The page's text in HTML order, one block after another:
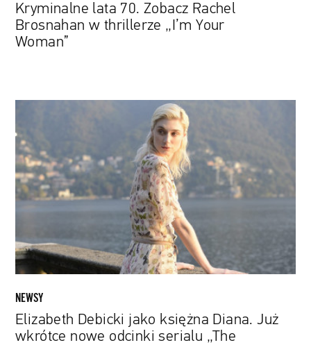
Kryminalne lata 70. Zobacz Rachel
Brosnahan w thrillerze „I’m Your
Woman”
jako
księżna
Diana.
Już
odcinki
serialu
„The
Crown”
NEWSY
Elizabeth Debicki jako księżna Diana. Już
wkrótce nowe odcinki serialu „The